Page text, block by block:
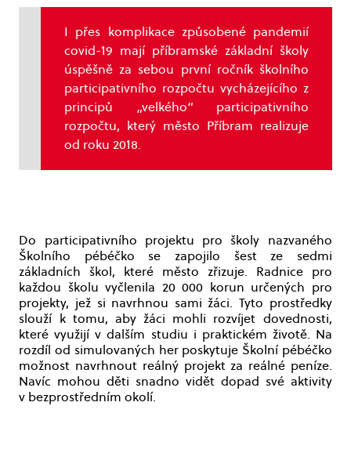
I přes komplikace způsobené pandemií
covid-19 mají příbramské základní školy
úspěšně za sebou první ročník školního
participativního rozpočtu vycházejícího z
principů „velkého“ participativního
rozpočtu, který město Příbram realizuje
od roku 2018.
Do participativního projektu pro školy nazvaného
Školního pébéčko se zapojilo šest ze sedmi
základních škol, které město zřizuje. Radnice pro
každou školu vyčlenila 20 000 korun určených pro
projekty, jež si navrhnou sami žáci. Tyto prostředky
slouží k tomu, aby žáci mohli rozvíjet dovednosti,
které využijí v dalším studiu i praktickém životě. Na
rozdíl od simulovaných her poskytuje Školní pébéčko
možnost navrhnout reálný projekt za reálné peníze.
Navíc mohou děti snadno vidět dopad své aktivity
v bezprostředním okolí.